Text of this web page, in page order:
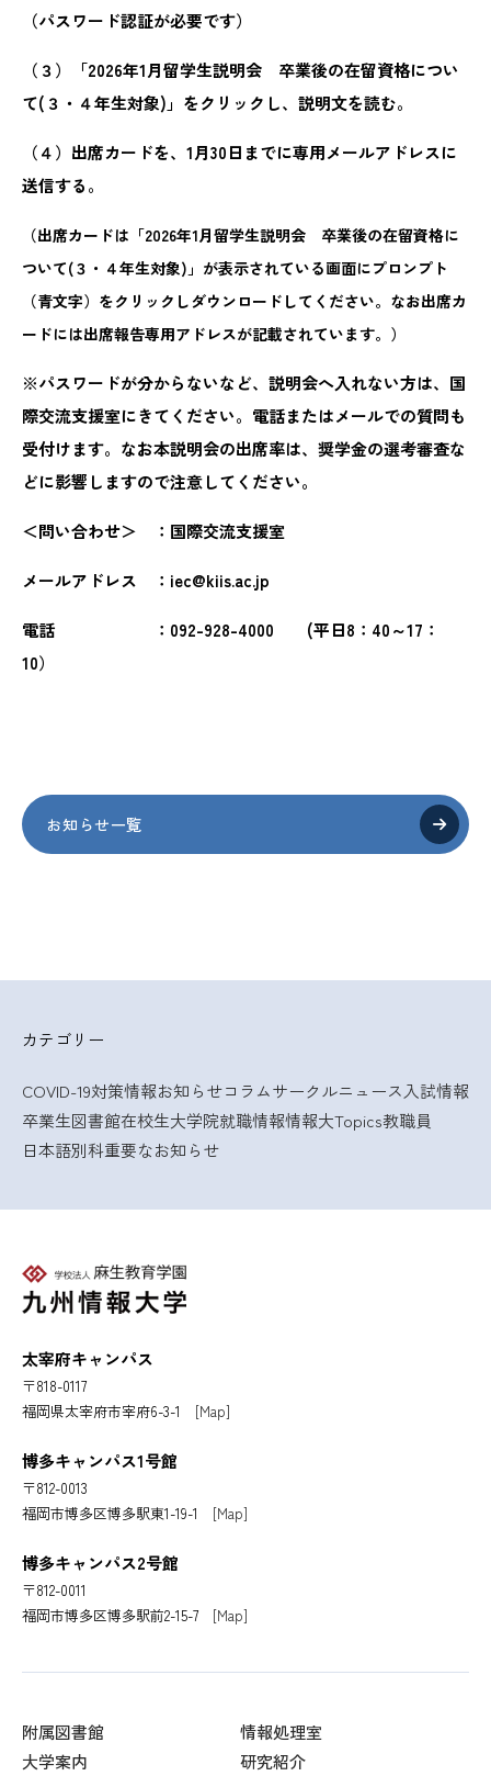
（パスワード認証が必要です）
（３）「2026年1月留学生説明会 卒業後の在留資格につい
て(３・４年生対象)」をクリックし、説明文を読む。
（４）出席カードを、1月30日までに専用メールアドレスに
送信する。
（出席カードは「2026年1月留学生説明会 卒業後の在留資格に
ついて(３・４年生対象)」が表示されている画面にプロンプト
（青文字）をクリックしダウンロードしてください。なお出席カ
ードには出席報告専用アドレスが記載されています。）
※パスワードが分からないなど、説明会へ入れない方は、国
際交流支援室にきてください。電話またはメールでの質問も
受付けます。なお本説明会の出席率は、奨学金の選考審査な
どに影響しますので注意してください。
＜問い合わせ＞ ：国際交流支援室
メールアドレス ：iec@kiis.ac.jp
電話 ：092-928-4000 (平日8：40～17：
10）
お知らせ一覧
カテゴリー
COVID-19対策情報お知らせコラムサークルニュース入試情報
卒業生図書館在校生大学院就職情報情報大Topics教職員
日本語別科重要なお知らせ
太宰府キャンパス
〒818-0117
福岡県太宰府市宰府6-3-1 [Map]
博多キャンパス1号館
〒812-0013
福岡市博多区博多駅東1-19-1 [Map]
博多キャンパス2号館
〒812-0011
福岡市博多区博多駅前2-15-7 [Map]
附属図書館
情報処理室
大学案内
研究紹介